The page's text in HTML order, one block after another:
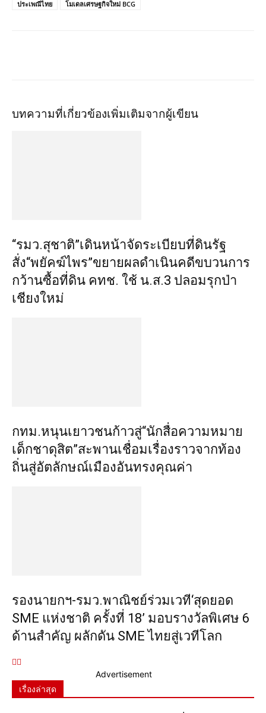
ประเพณีไทย โมเดลเศรษฐกิจใหม่ BCG
บทความที่เกี่ยวข้องเพิ่มเติมจากผู้เขียน
“รมว.สุชาติ”เดินหน้าจัดระเบียบที่ดินรัฐ
สั่ง“พยัคฆ์ไพร”ขยายผลดำเนินคดีขบวนการ
กว้านซื้อที่ดิน คทช. ใช้ น.ส.3 ปลอมรุกป่า
เชียงใหม่
กทม.หนุนเยาวชนก้าวสู่“นักสื่อความหมาย
เด็กชาดุสิต”สะพานเชื่อมเรื่องราวจากท้อง
ถิ่นสู่อัตลักษณ์เมืองอันทรงคุณค่า
รองนายกฯ-รมว.พาณิชย์ร่วมเวที‘สุดยอด
SME แห่งชาติ ครั้งที่ 18’ มอบรางวัลพิเศษ 6
ด้านสำคัญ ผลักดัน SME ไทยสู่เวทีโลก
Advertisement
เรื่องล่าสุด